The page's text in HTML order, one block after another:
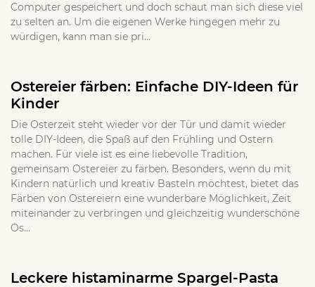
Computer gespeichert und doch schaut man sich diese viel
zu selten an. Um die eigenen Werke hingegen mehr zu
würdigen, kann man sie pri...
Ostereier färben: Einfache DIY-Ideen für
Kinder
Die Osterzeit steht wieder vor der Tür und damit wieder
tolle DIY-Ideen, die Spaß auf den Frühling und Ostern
machen. Für viele ist es eine liebevolle Tradition,
gemeinsam Ostereier zu färben. Besonders, wenn du mit
Kindern natürlich und kreativ Basteln möchtest, bietet das
Färben von Ostereiern eine wunderbare Möglichkeit, Zeit
miteinander zu verbringen und gleichzeitig wunderschöne
Os...
Leckere histaminarme Spargel-Pasta